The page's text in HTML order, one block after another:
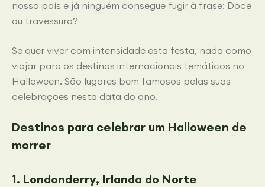
nosso país e já ninguém consegue fugir à frase: Doce
ou travessura?
Se quer viver com intensidade esta festa, nada como
viajar para os destinos internacionais temáticos no
Halloween. São lugares bem famosos pelas suas
celebrações nesta data do ano.
Destinos para celebrar um Halloween de
morrer
1. Londonderry, Irlanda do Norte